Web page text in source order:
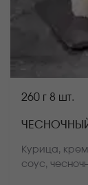
260 г 8 шт.
Курица, крем
соус,